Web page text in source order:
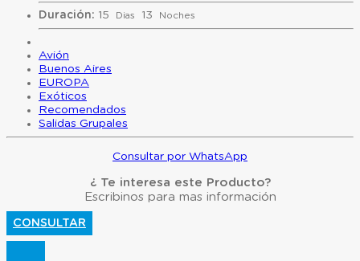
Duración: 15 Dias 13 Noches
Avión
Buenos Aires
EUROPA
Exóticos
Recomendados
Salidas Grupales
Consultar por WhatsApp
¿ Te interesa este Producto?
Escribinos para mas información
CONSULTAR